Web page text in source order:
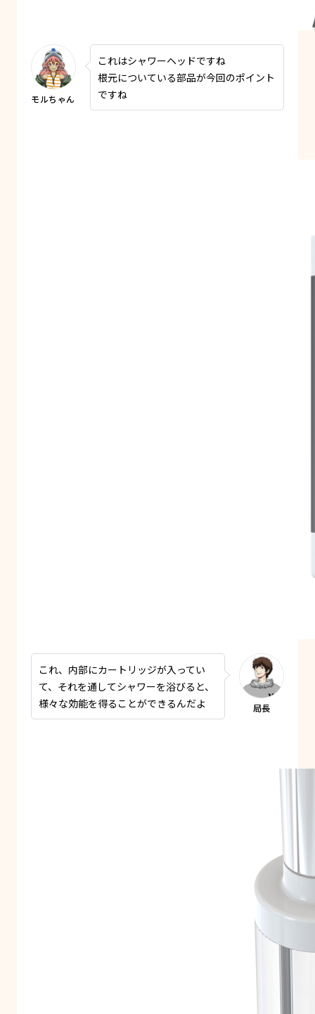
これはシャワーヘッドですね
根元についている部品が今回のポイント
ですね
これ、内部にカートリッジが入ってい
て、それを通してシャワーを浴びると、
様々な効能を得ることができるんだよ